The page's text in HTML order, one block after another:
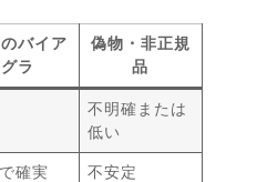
バイア
グラ
偽物・非正規
品
不明確または
低い
確実 不安定